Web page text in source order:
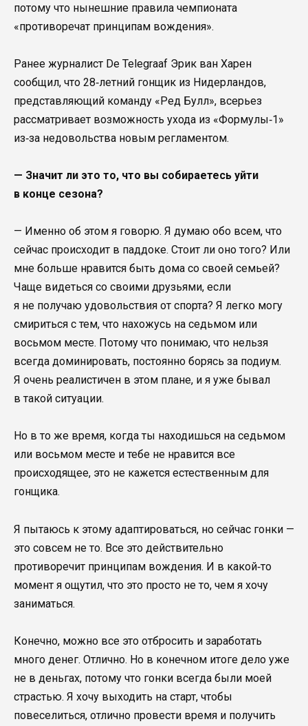
потому что нынешние правила чемпионата
«противоречат принципам вождения».
Ранее журналист De Telegraaf Эрик ван Харен
сообщил, что 28‑летний гонщик из Нидерландов,
представляющий команду «Ред Булл», всерьез
рассматривает возможность ухода из «Формулы‑1»
из‑за недовольства новым регламентом.
— Значит ли это то, что вы собираетесь уйти
в конце сезона?
— Именно об этом я говорю. Я думаю обо всем, что
сейчас происходит в паддоке. Стоит ли оно того? Или
мне больше нравится быть дома со своей семьей?
Чаще видеться со своими друзьями, если
я не получаю удовольствия от спорта? Я легко могу
смириться с тем, что нахожусь на седьмом или
восьмом месте. Потому что понимаю, что нельзя
всегда доминировать, постоянно борясь за подиум.
Я очень реалистичен в этом плане, и я уже бывал
в такой ситуации.
Но в то же время, когда ты находишься на седьмом
или восьмом месте и тебе не нравится все
происходящее, это не кажется естественным для
гонщика.
Я пытаюсь к этому адаптироваться, но сейчас гонки —
это совсем не то. Все это действительно
противоречит принципам вождения. И в какой‑то
момент я ощутил, что это просто не то, чем я хочу
заниматься.
Конечно, можно все это отбросить и заработать
много денег. Отлично. Но в конечном итоге дело уже
не в деньгах, потому что гонки всегда были моей
страстью. Я хочу выходить на старт, чтобы
повеселиться, отлично провести время и получить